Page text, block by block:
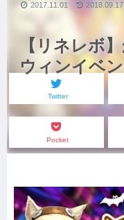
【リネレボ
ウィンイベ
Twitter
Pocket
2018.09.17
2017.11.01